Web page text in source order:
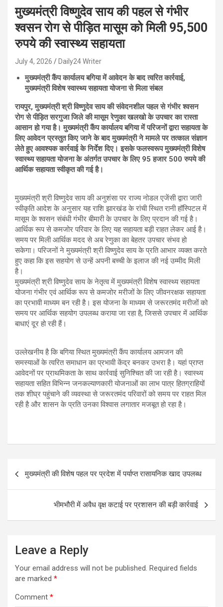
मुख्यमंत्री विष्णुदेव साय की पहल से गंभीर
श्वसन रोग से पीड़ित मासूम को मिली 95,500
रुपये की स्वास्थ्य सहायता
July 4, 2026 Daily24 Writer
मुख्यमंत्री कैंप कार्यालय बगिया में आवेदन के बाद त्वरित कार्रवाई,
मुख्यमंत्री विशेष स्वास्थ्य सहायता योजना से मिला संबल
रायपुर, मुख्यमंत्री श्री विष्णुदेव साय की संवेदनशील पहल से गंभीर श्वसन
रोग से पीड़ित सरगुजा जिले की मासूम रेणुका खलखो के उपचार का रास्ता
आसान हो गया है। मुख्यमंत्री कैंप कार्यालय बगिया में परिजनों द्वारा सहायता के
लिए आवेदन प्रस्तुत किए जाने के बाद मुख्यमंत्री ने मामले पर तत्काल संज्ञान
लेते हुए आवश्यक कार्रवाई के निर्देश दिए। इसके फलस्वरूप मुख्यमंत्री विशेष
स्वास्थ्य सहायता योजना के अंतर्गत उपचार के लिए 95 हजार 500 रुपये की
आर्थिक सहायता स्वीकृत की गई है।
मुख्यमंत्री श्री विष्णुदेव साय की अनुशंसा पर राज्य नोडल एजेंसी द्वारा जारी
स्वीकृति आदेश के अनुसार यह राशि झारखंड के रांची स्थित रानी हॉस्पिटल में
मासूम के श्वसन संबंधी गंभीर बीमारी के उपचार के लिए प्रदान की गई है।
आर्थिक रूप से कमजोर परिवार के लिए यह सहायता बड़ी राहत लेकर आई है।
समय पर मिली आर्थिक मदद से अब रेणुका का बेहतर उपचार संभव हो
सकेगा। परिजनों ने मुख्यमंत्री श्री विष्णुदेव साय के प्रति आभार व्यक्त करते
हुए कहा कि इस सहयोग से उन्हें अपनी बच्ची के इलाज की नई उम्मीद मिली
है।
मुख्यमंत्री श्री विष्णुदेव साय के नेतृत्व में मुख्यमंत्री विशेष स्वास्थ्य सहायता
योजना गंभीर एवं आर्थिक रूप से कमजोर मरीजों के लिए जीवनरक्षक सहायता
का प्रभावी माध्यम बन रही है। इस योजना के माध्यम से जरूरतमंद मरीजों को
समय पर आर्थिक सहयोग उपलब्ध कराया जा रहा है, जिससे उपचार में आर्थिक
बाधाएं दूर हो रही हैं।
उल्लेखनीय है कि बगिया स्थित मुख्यमंत्री कैंप कार्यालय आमजन की
समस्याओं के त्वरित समाधान का प्रभावी केंद्र बनकर उभरा है। यहां प्राप्त
आवेदनों पर प्राथमिकता के साथ कार्रवाई सुनिश्चित की जा रही है। स्वास्थ्य
सहायता सहित विभिन्न जनकल्याणकारी योजनाओं का लाभ पात्र हितग्राहियों
तक शीघ्र पहुंचाने की व्यवस्था से जरूरतमंद परिवारों को समय पर राहत मिल
रही है और शासन के प्रति उनका विश्वास लगातार मजबूत हो रहा है।
navigation
मुख्यमंत्री की विशेष पहल पर प्रदेश में पर्याप्त रासायनिक खाद उपलब्ध
भीमभौरी में अवैध वृक्ष कटाई पर प्रशासन की बड़ी कार्रवाई
Leave a Reply
Your email address will not be published. Required fields
are marked *
Comment *